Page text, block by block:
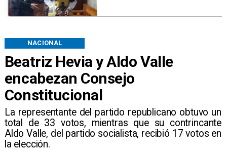
Beatriz Hevia y Aldo Valle
encabezan Consejo
Constitucional
La representante del partido republicano obtuvo un
total de 33 votos, mientras que su contrincante
Aldo Valle, del partido socialista, recibió 17 votos en
la elección.
NACIONAL